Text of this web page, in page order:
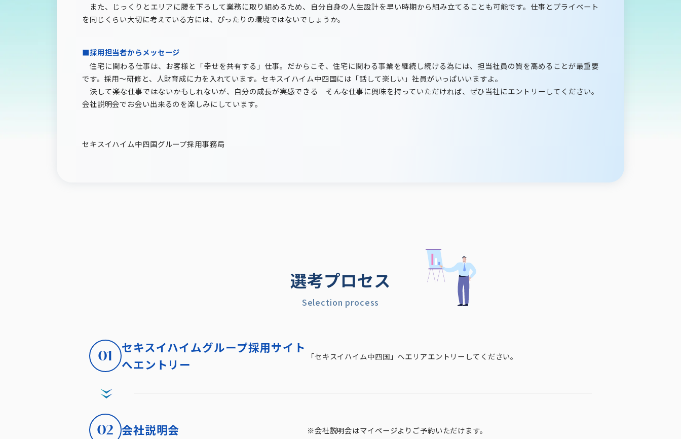
また、じっくりとエリアに腰を下ろして業務に取り組めるため、自分自身の人生設計を早い時期から組み立てることも可能です。仕事とプライベート
を同じくらい大切に考えている方には、ぴったりの環境ではないでしょうか。
■採用担当者からメッセージ
住宅に関わる仕事は、お客様と「幸せを共有する」仕事。だからこそ、住宅に関わる事業を継続し続ける為には、担当社員の質を高めることが最重要
です。採用～研修と、人財育成に力を入れています。セキスイハイム中四国には「話して楽しい」社員がいっぱいいますよ。
決して楽な仕事ではないかもしれないが、自分の成長が実感できる そんな仕事に興味を持っていただければ、ぜひ当社にエントリーしてください。
会社説明会でお会い出来るのを楽しみにしています。
セキスイハイム中四国グループ採用事務局
選考プロセス
Selection process
01
セキスイハイムグループ採用サイト
へエントリー
「セキスイハイム中四国」へエリアエントリーしてください。
02 会社説明会 ※会社説明会はマイページよりご予約いただけます。